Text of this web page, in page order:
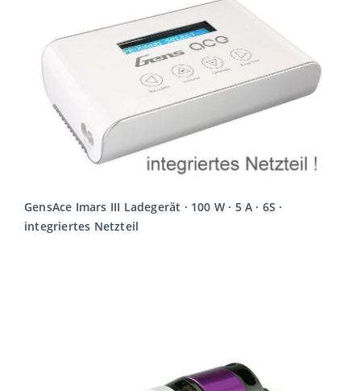
GensAce Imars III Ladegerät · 100 W · 5 A · 6S ·
integriertes Netzteil